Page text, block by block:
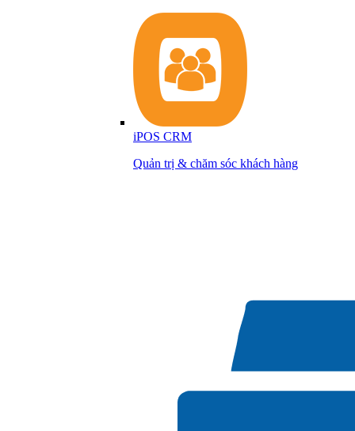
iPOS CRM
Quản trị & chăm sóc khách hàng